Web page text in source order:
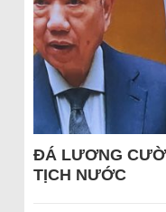
ĐÁ LƯƠNG
TỊCH NƯỚC